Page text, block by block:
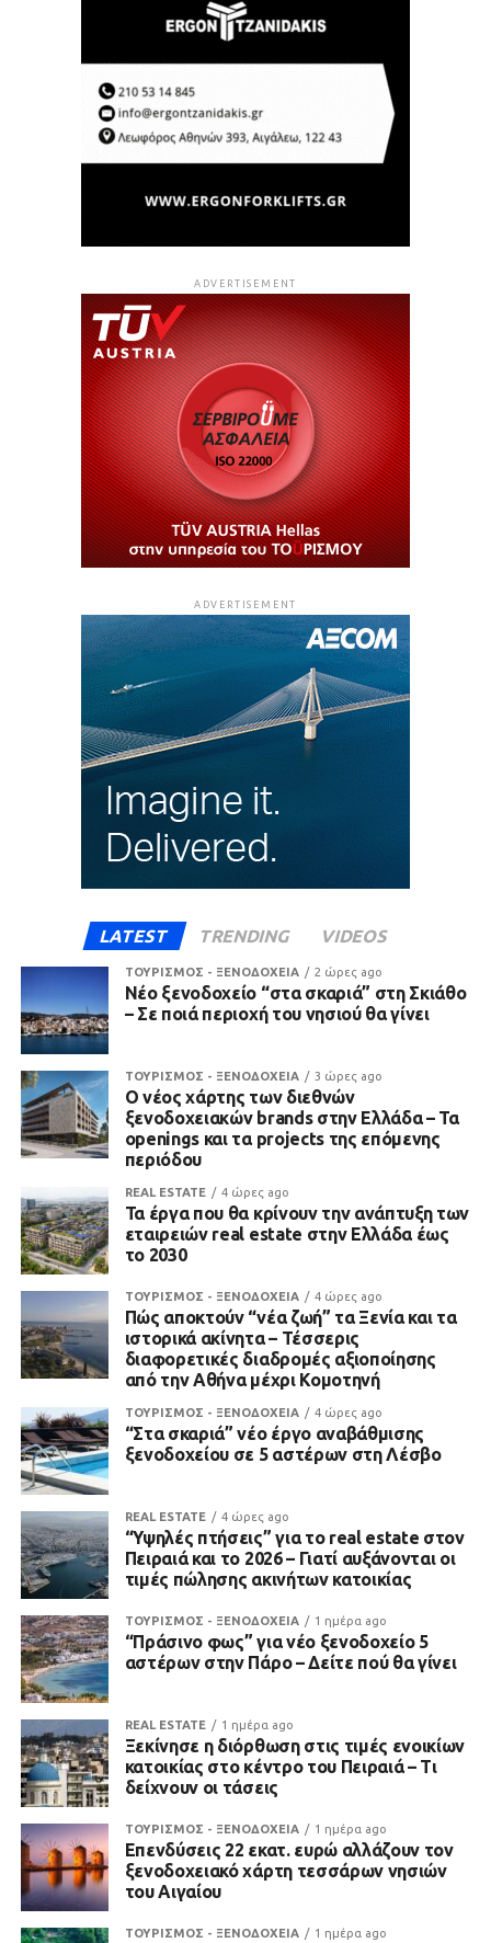
ADVERTISEMENT
ADVERTISEMENT
LATEST TRENDING VIDEOS
ΤΟΥΡΙΣΜΟΣ - ΞΕΝΟΔΟΧΕΙΑ 2 ώρες ago
Νέο ξενοδοχείο “στα σκαριά” στη Σκιάθο
– Σε ποιά περιοχή του νησιού θα γίνει
ΤΟΥΡΙΣΜΟΣ - ΞΕΝΟΔΟΧΕΙΑ 3 ώρες ago
Ο νέος χάρτης των διεθνών
ξενοδοχειακών brands στην Ελλάδα – Τα
openings και τα projects της επόμενης
περιόδου
REAL ESTATE 4 ώρες ago
Τα έργα που θα κρίνουν την ανάπτυξη των
εταιρειών real estate στην Ελλάδα έως
το 2030
ΤΟΥΡΙΣΜΟΣ - ΞΕΝΟΔΟΧΕΙΑ 4 ώρες ago
Πώς αποκτούν “νέα ζωή” τα Ξενία και τα
ιστορικά ακίνητα – Τέσσερις
διαφορετικές διαδρομές αξιοποίησης
από την Αθήνα μέχρι Κομοτηνή
ΤΟΥΡΙΣΜΟΣ - ΞΕΝΟΔΟΧΕΙΑ 4 ώρες ago
“Στα σκαριά” νέο έργο αναβάθμισης
ξενοδοχείου σε 5 αστέρων στη Λέσβο
REAL ESTATE 4 ώρες ago
“Υψηλές πτήσεις” για το real estate στον
Πειραιά και το 2026 – Γιατί αυξάνονται οι
τιμές πώλησης ακινήτων κατοικίας
ΤΟΥΡΙΣΜΟΣ - ΞΕΝΟΔΟΧΕΙΑ 1 ημέρα ago
“Πράσινο φως” για νέο ξενοδοχείο 5
αστέρων στην Πάρο – Δείτε πού θα γίνει
REAL ESTATE 1 ημέρα ago
Ξεκίνησε η διόρθωση στις τιμές ενοικίων
κατοικίας στο κέντρο του Πειραιά – Τι
δείχνουν οι τάσεις
ΤΟΥΡΙΣΜΟΣ - ΞΕΝΟΔΟΧΕΙΑ 1 ημέρα ago
Επενδύσεις 22 εκατ. ευρώ αλλάζουν τον
ξενοδοχειακό χάρτη τεσσάρων νησιών
του Αιγαίου
ΤΟΥΡΙΣΜΟΣ - ΞΕΝΟΔΟΧΕΙΑ 1 ημέρα ago